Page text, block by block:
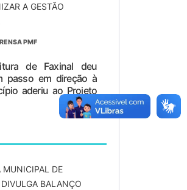
A GESTÃO
PMF
de Faxinal deu
passo em direção à
aderiu ao Projeto
MUNICIPAL DE
BALANÇO